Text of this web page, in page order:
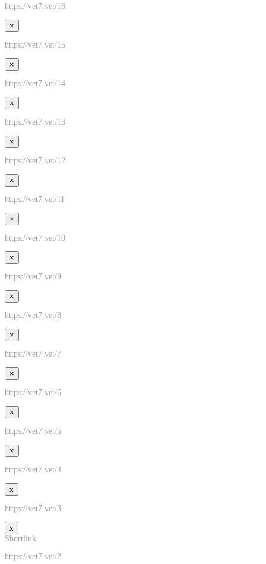
https://vet7.vet/16
×
https://vet7.vet/15
×
https://vet7.vet/14
×
https://vet7.vet/13
×
https://vet7.vet/12
×
https://vet7.vet/11
×
https://vet7.vet/10
×
https://vet7.vet/9
×
https://vet7.vet/8
×
https://vet7.vet/7
×
https://vet7.vet/6
×
https://vet7.vet/5
×
https://vet7.vet/4
x
https://vet7.vet/3
x
Shortlink
https://vet7.vet/2